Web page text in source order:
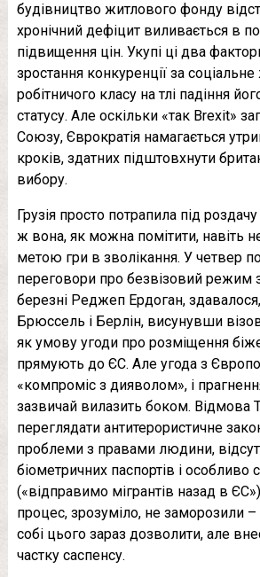
будівництво житлового фонду
хронічний дефіцит виливається в
підвищення цін. Укупі ці два
зростання конкуренції за
робітничого класу на тлі падіння
статусу. Але оскільки «так Brexit»
Союзу, Єврократія намагається
кроків, здатних підштовхнути
вибору.
Грузія просто потрапила під
ж вона, як можна помітити, навіть
метою гри в зволікання. У четвер
переговори про безвізовий режим
березні Реджеп Ердоган,
Брюссель і Берлін, висунувши
як умову угоди про розміщення
прямують до ЄС. Але угода з
«компроміс з дияволом», і
зазвичай вилазить боком. Відмова
переглядати антитерористичне
проблеми з правами людини,
біометричних паспортів і
(«відправимо мігрантів назад в
процес, зрозуміло, не заморозили
собі цього зараз дозволити, але
частку саспенсу.